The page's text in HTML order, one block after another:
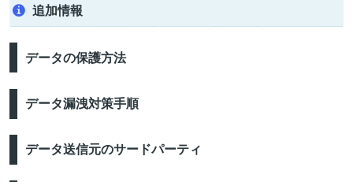
追加情報
データの保護方法
データ漏洩対策手順
データ送信元のサードパーティ